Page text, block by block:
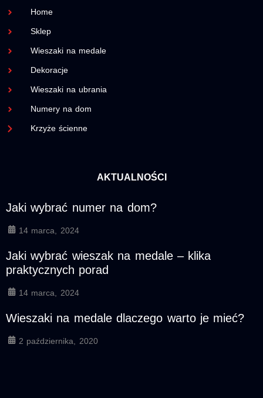
Home
Sklep
Wieszaki na medale
Dekoracje
Wieszaki na ubrania
Numery na dom
Krzyże ścienne
AKTUALNOŚCI
Jaki wybrać numer na dom?
14 marca, 2024
Jaki wybrać wieszak na medale – klika
praktycznych porad
14 marca, 2024
Wieszaki na medale dlaczego warto je mieć?
2 października, 2020